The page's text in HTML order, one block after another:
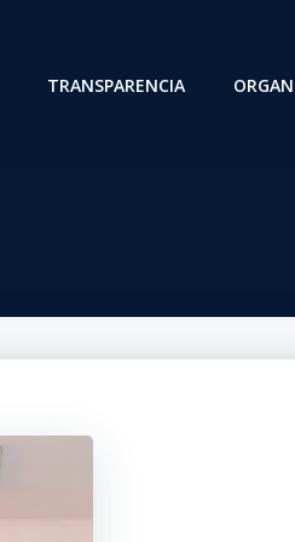
TRANSPARENCIA